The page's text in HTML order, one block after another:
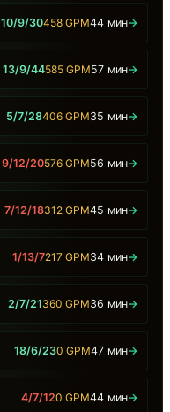
10/9/30458 GPM44 мин→
13/9/44585 GPM57 мин→
5/7/28406 GPM35 мин→
9/12/20576 GPM56 мин→
7/12/18312 GPM45 мин→
1/13/7217 GPM34 мин→
2/7/21360 GPM36 мин→
18/6/230 GPM47 мин→
4/7/120 GPM44 мин→